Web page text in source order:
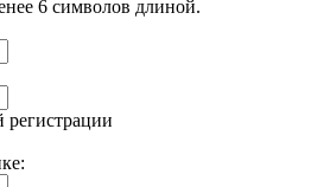
6 символов длиной.
регистрации